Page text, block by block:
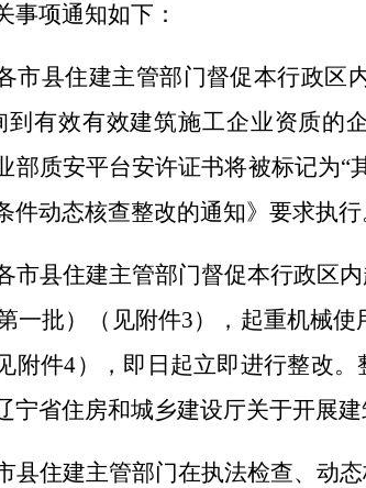
事项通知如下：
市县住建主管部门督促本行政区
到有效有效建筑施工企业资质的
部质安平台安许证书将被标记为
件动态核查整改的通知》要求执行
市县住建主管部门督促本行政区
一批）（见附件3），起重机械
附件4），即日起立即进行整改。
宁省住房和城乡建设厅关于开展
县住建主管部门在执法检查、动